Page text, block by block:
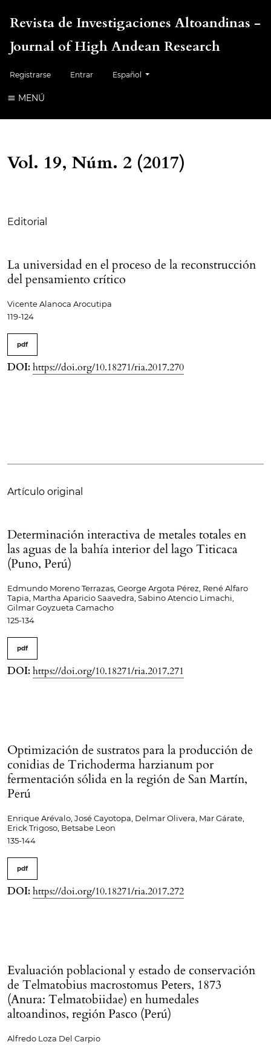
Revista de Investigaciones Altoandinas -
Journal of High Andean Research
Registrarse Entrar Cambiar el idioma. El idioma actual es:
Español
MENÚ
Vol. 19, Núm. 2 (2017)
Editorial
La universidad en el proceso de la reconstrucción
del pensamiento crítico
Vicente Alanoca Arocutipa
119-124
pdf
DOI: https://doi.org/10.18271/ria.2017.270
Artículo original
Determinación interactiva de metales totales en
las aguas de la bahía interior del lago Titicaca
(Puno, Perú)
Edmundo Moreno Terrazas, George Argota Pérez, René Alfaro
Tapia, Martha Aparicio Saavedra, Sabino Atencio Limachi,
Gilmar Goyzueta Camacho
125-134
pdf
DOI: https://doi.org/10.18271/ria.2017.271
Optimización de sustratos para la producción de
conidias de Trichoderma harzianum por
fermentación sólida en la región de San Martín,
Perú
Enrique Arévalo, José Cayotopa, Delmar Olivera, Mar Gárate,
Erick Trigoso, Betsabe Leon
135-144
pdf
DOI: https://doi.org/10.18271/ria.2017.272
Evaluación poblacional y estado de conservación
de Telmatobius macrostomus Peters, 1873
(Anura: Telmatobiidae) en humedales
altoandinos, región Pasco (Perú)
Alfredo Loza Del Carpio